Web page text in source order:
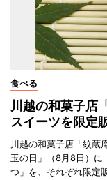
食べる
川越の和菓子店
スイーツを限定
川越の和菓子店「紋蔵
玉の日」（8月8日）に
つ」を、それぞれ限定